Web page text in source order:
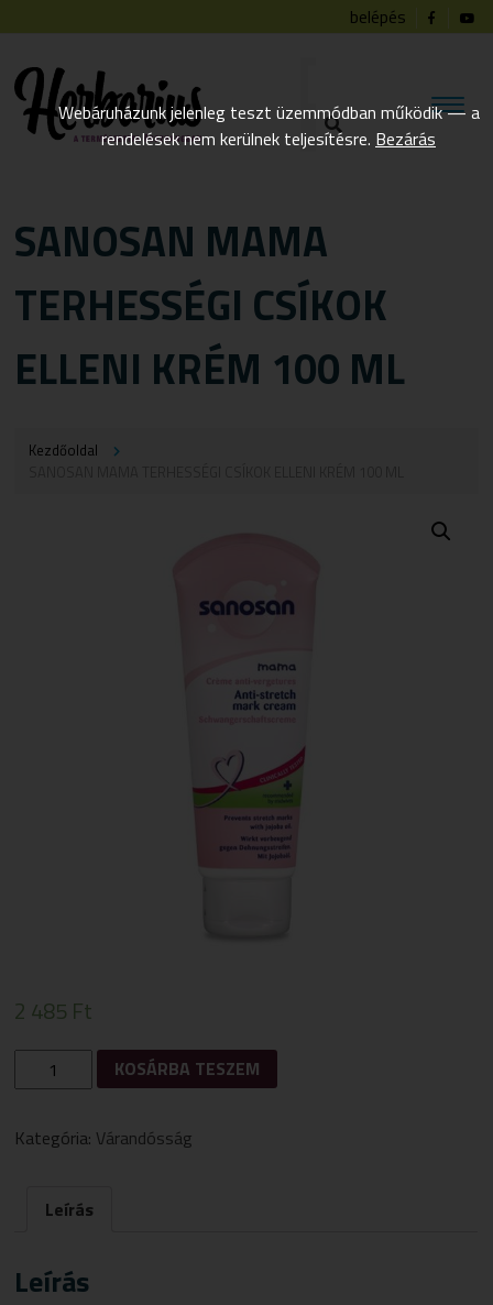
belépés
SANOSAN MAMA
TERHESSÉGI CSÍKOK
ELLENI KRÉM 100 ML
Kezdőoldal
2 485 Ft
MAMA
ELLENI
KOSÁRBA TESZEM
Kategória: Várandósság
Leírás
Leírás
Webáruházunk jelenleg teszt üzemmódban működik — a
rendelések nem kerülnek teljesítésre. Bezárás